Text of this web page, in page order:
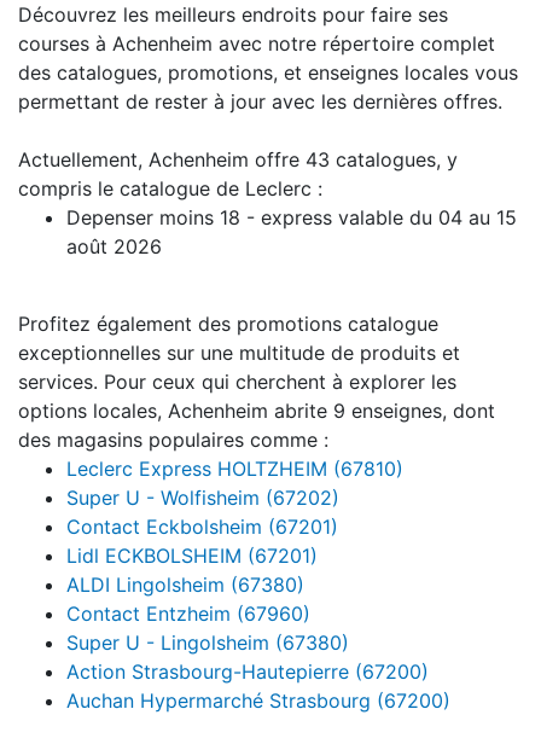
Découvrez les meilleurs endroits pour faire ses
courses à Achenheim avec notre répertoire complet
des catalogues, promotions, et enseignes locales vous
permettant de rester à jour avec les dernières offres.
Actuellement, Achenheim offre 43 catalogues, y
compris le catalogue de Leclerc :
Depenser moins 18 - express valable du 04 au 15
août 2026
Profitez également des promotions catalogue
exceptionnelles sur une multitude de produits et
services. Pour ceux qui cherchent à explorer les
options locales, Achenheim abrite 9 enseignes, dont
des magasins populaires comme :
Leclerc Express HOLTZHEIM (67810)
Super U - Wolfisheim (67202)
Contact Eckbolsheim (67201)
Lidl ECKBOLSHEIM (67201)
ALDI Lingolsheim (67380)
Contact Entzheim (67960)
Super U - Lingolsheim (67380)
Action Strasbourg-Hautepierre (67200)
Auchan Hypermarché Strasbourg (67200)